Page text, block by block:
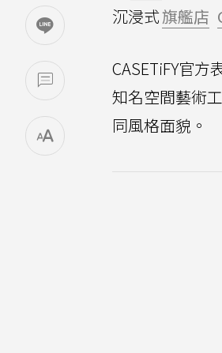
沉浸式旗艦店
CASETiFY官方
知名空間藝術
同風格面貌。